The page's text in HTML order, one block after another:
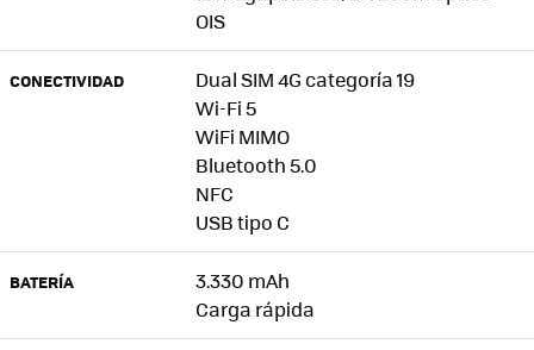
OIS
CONECTIVIDAD
Dual SIM 4G categoría 19
Wi-Fi 5
WiFi MIMO
Bluetooth 5.0
NFC
USB tipo C
BATERÍA
3.330 mAh
Carga rápida